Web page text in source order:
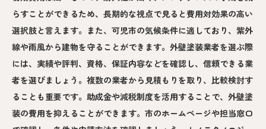
らすことができるため、長期的な視点で見ると費用対効果の高い
選択肢と言えます。また、可児市の気候条件に適しており、紫外
線や雨風から建物を守ることができます。外壁塗装業者を選ぶ際
には、実績や評判、資格、保証内容などを確認し、信頼できる業
者を選びましょう。複数の業者から見積もりを取り、比較検討す
ることも重要です。助成金や減税制度を活用することで、外壁塗
装の費用を抑えることができます。市のホームページや担当窓口